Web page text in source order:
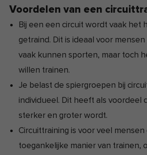
Voordelen van een
Bij een een circuit wordt vaak het
getraind. Dit is ideaal voor
vaak kunnen sporten, maar toch
willen trainen.
Je belast de spiergroepen bij
individueel. Dit heeft als voordeel
sterker en groter wordt.
Circuittraining is voor veel mensen
toegankelijke manier van trainen,